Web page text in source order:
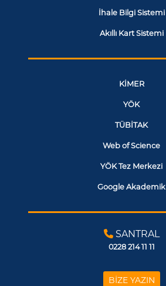
İhale Bilgi Sistemi
Akıllı Kart Sistemi
KİMER
YÖK
TÜBİTAK
Web of Science
YÖK Tez Merkezi
Google Akademik
SANTRAL
0228 214 11 11
BİZE YAZIN